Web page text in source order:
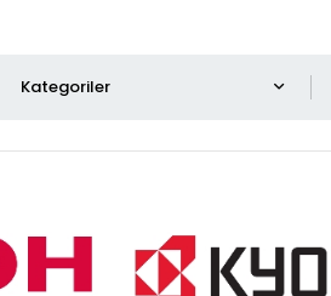
Ricoh MP 1350 Toner Orjinal MP 9000